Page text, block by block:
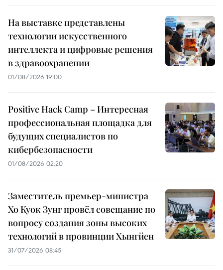
На выставке представлены
технологии искусственного
интеллекта и цифровые решения
в здравоохранении
01/08/2026 19:00
Positive Hack Camp – Интересная
профессиональная площадка для
будущих специалистов по
кибербезопасности
01/08/2026 02:20
Заместитель премьер-министра
Хо Куок Зунг провёл совещание по
вопросу создания зоны высоких
технологий в провинции Хынгйен
31/07/2026 08:45